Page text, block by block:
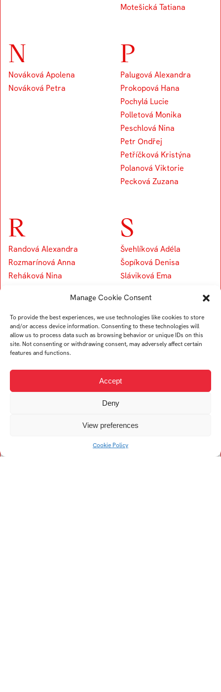
Manage Cookie Consent
To provide the best experiences, we use technologies like cookies to store
and/or access device information. Consenting to these technologies will
allow us to process data such as browsing behavior or unique IDs on this
site. Not consenting or withdrawing consent, may adversely affect certain
features and functions.
Accept
Deny
View preferences
Cookie Policy
Motešická Tatiana
N
Nováková Apolena
Nováková Petra
P
Palugová Alexandra
Prokopová Hana
Pochylá Lucie
Polletová Monika
Peschlová Nina
Petr Ondřej
Petříčková Kristýna
Polanová Viktorie
Pecková Zuzana
R
Randová Alexandra
Rozmarínová Anna
Reháková Nina
S
Švehlíková Adéla
Šopíková Denisa
Sláviková Ema
Skálová Johana
Šeichová Kateřina
Štajer Štefan
Šatková Adriana
Soldánová Žofie